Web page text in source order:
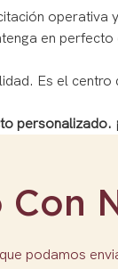
operativa
en
Es el
personalizado.
Con
podamos